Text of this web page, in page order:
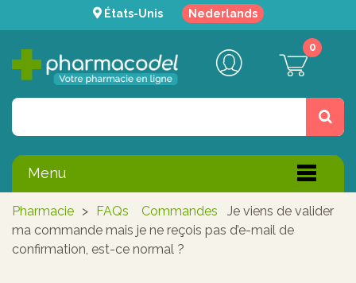
États-Unis Nederlands
0
Menu
Pharmacie > FAQs Commandes
Je viens de valider
ma commande mais je ne reçois pas d’e-mail de
confirmation, est-ce normal ?